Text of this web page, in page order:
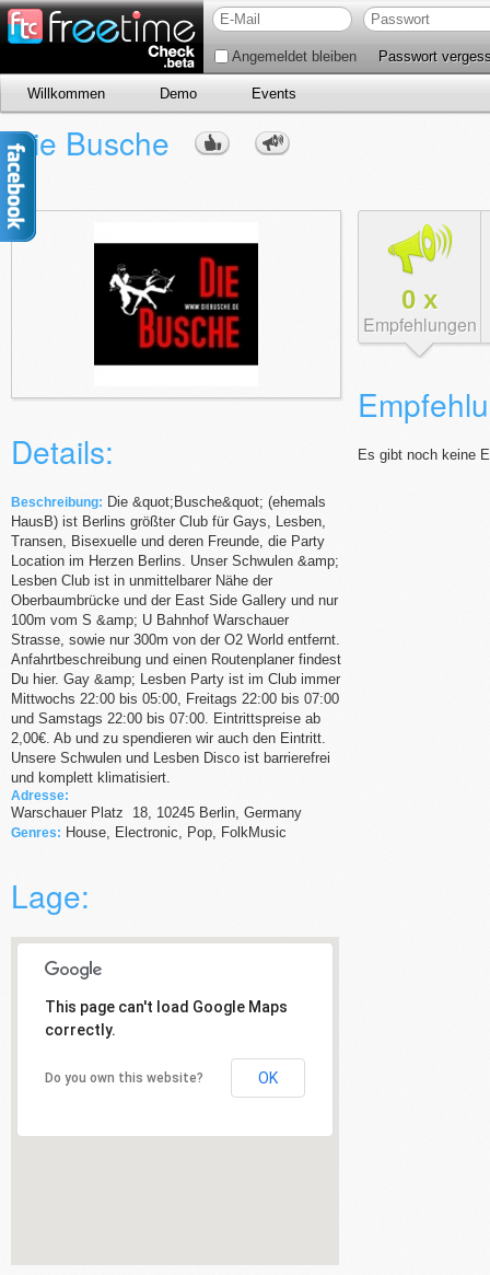
Angemeldet bleiben Passwort
Willkommen Demo Events
Die Busche
Details:
Beschreibung: Die &quot;Busche&quot; (ehemals
HausB) ist Berlins größter Club für Gays, Lesben,
Transen, Bisexuelle und deren Freunde, die Party
Location im Herzen Berlins. Unser Schwulen &amp;
Lesben Club ist in unmittelbarer Nähe der
Oberbaumbrücke und der East Side Gallery und nur
100m vom S &amp; U Bahnhof Warschauer
Strasse, sowie nur 300m von der O2 World entfernt.
Anfahrtbeschreibung und einen Routenplaner findest
Du hier. Gay &amp; Lesben Party ist im Club immer
Mittwochs 22:00 bis 05:00, Freitags 22:00 bis 07:00
und Samstags 22:00 bis 07:00. Eintrittspreise ab
2,00€. Ab und zu spendieren wir auch den Eintritt.
Unsere Schwulen und Lesben Disco ist barrierefrei
und komplett klimatisiert.
Adresse:
Warschauer Platz 18, 10245 Berlin, Germany
Genres: House, Electronic, Pop, FolkMusic
Lage:
This page can't load Google Maps
correctly.
Do you own this website? OK
0 x
Empfehlungen
Es gibt noch keine